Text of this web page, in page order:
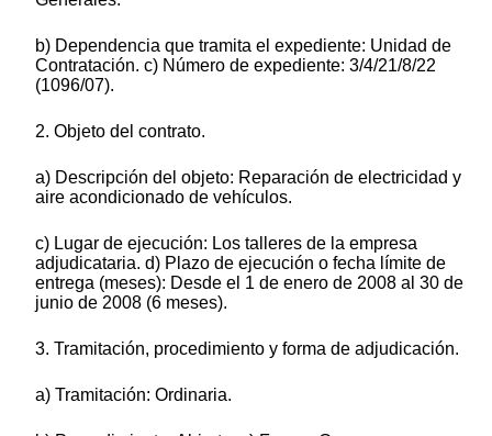
b) Dependencia que tramita el expediente: Unidad de
Contratación. c) Número de expediente: 3/4/21/8/22
(1096/07).
2. Objeto del contrato.
a) Descripción del objeto: Reparación de electricidad y
aire acondicionado de vehículos.
c) Lugar de ejecución: Los talleres de la empresa
adjudicataria. d) Plazo de ejecución o fecha límite de
entrega (meses): Desde el 1 de enero de 2008 al 30 de
junio de 2008 (6 meses).
3. Tramitación, procedimiento y forma de adjudicación.
a) Tramitación: Ordinaria.